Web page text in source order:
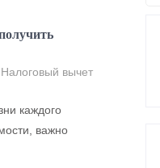
Налоговый вычет
каждого
важно